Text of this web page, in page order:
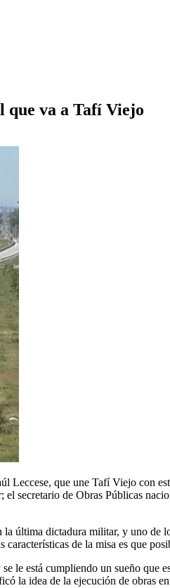
que va a Tafí Viejo
que une Tafí Viejo con
secretario de Obras Públicas
última dictadura militar, y uno de
de la misa es que
le está cumpliendo un sueño
idea de la ejecución de obras